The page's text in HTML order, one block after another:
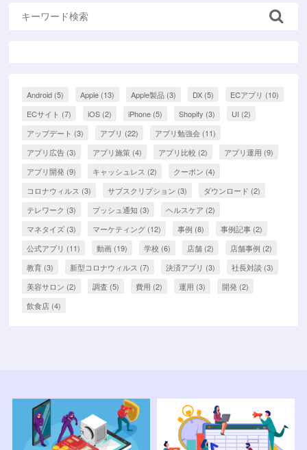
Android (5) Apple (13) Apple製品 (3) DX (5) ECアプリ (10)
ECサイト (7) iOS (2) iPhone (5) Shopify (3) UI (2)
アップデート (3) アプリ (22) アプリ勉強会 (11)
アプリ広告 (3) アプリ施策 (4) アプリ比較 (2) アプリ運用 (9)
アプリ開発 (9) キャッシュレス (2) クーポン (4)
コロナウィルス (3) サブスクリプション (3) ダウンロード (2)
テレワーク (3) プッシュ通知 (3) ヘルスケア (2)
マネタイズ (3) マーケティング (12) 事例 (8) 事例記事 (2)
公式アプリ (11) 動画 (19) 学校 (6) 店舗 (2) 店舗事例 (2)
教育 (3) 新型コロナウィルス (7) 決済アプリ (3) 社長対談 (3)
美容サロン (2) 調査 (5) 費用 (2) 運用 (3) 開発 (2)
飲食店 (4)